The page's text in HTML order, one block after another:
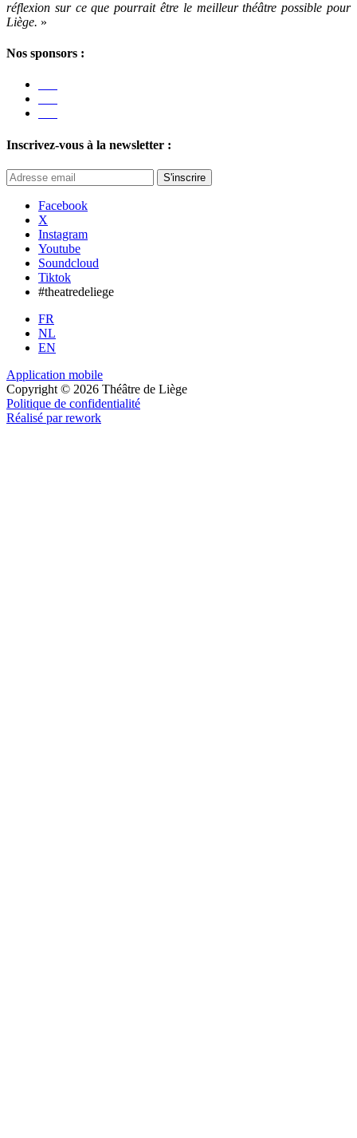
réflexion sur ce que pourrait être le meilleur théâtre possible pour
Liège. »
Nos sponsors :
Inscrivez-vous à la newsletter :
S'inscrire
Facebook
X
Instagram
Youtube
Soundcloud
Tiktok
#theatredeliege
FR
NL
EN
Application mobile
Copyright © 2026 Théâtre de Liège
Politique de confidentialité
Réalisé par rework